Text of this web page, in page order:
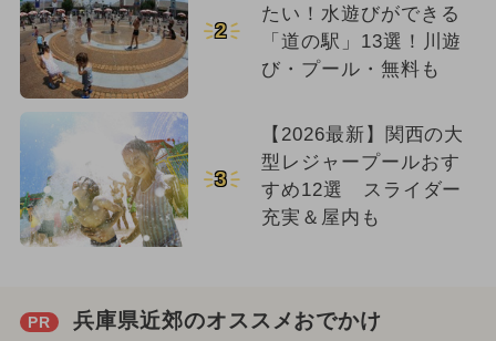
2
たい！水遊びができる
「道の駅」13選！川遊
び・プール・無料も
3
【2026最新】関西の大
型レジャープールおす
すめ12選 スライダー
充実＆屋内も
PR 兵庫県近郊のオススメおでかけ